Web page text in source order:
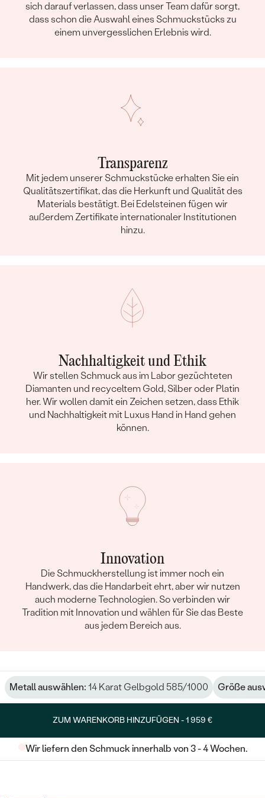
sich darauf verlassen, dass unser Team dafür sorgt,
dass schon die Auswahl eines Schmuckstücks zu
einem unvergesslichen Erlebnis wird.
Transparenz
Mit jedem unserer Schmuckstücke erhalten Sie ein
Qualitätszertifikat, das die Herkunft und Qualität des
Materials bestätigt. Bei Edelsteinen fügen wir
außerdem Zertifikate internationaler Institutionen
hinzu.
Nachhaltigkeit und Ethik
Wir stellen Schmuck aus im Labor gezüchteten
Diamanten und recyceltem Gold, Silber oder Platin
her. Wir wollen damit ein Zeichen setzen, dass Ethik
und Nachhaltigkeit mit Luxus Hand in Hand gehen
können.
Innovation
Die Schmuckherstellung ist immer noch ein
Handwerk, das die Handarbeit ehrt, aber wir nutzen
auch moderne Technologien. So verbinden wir
Tradition mit Innovation und wählen für Sie das Beste
aus jedem Bereich aus.
Metall auswählen: 14 Karat Gelbgold 585/1000 Größe
ZUM WARENKORB HINZUFÜGEN -1 959 €
Wir liefern den Schmuck innerhalb von 3 - 4 Wochen.